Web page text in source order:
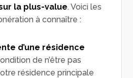
la plus-value. Voici les
à connaître :
d’une résidence
de n’être pas
résidence principale